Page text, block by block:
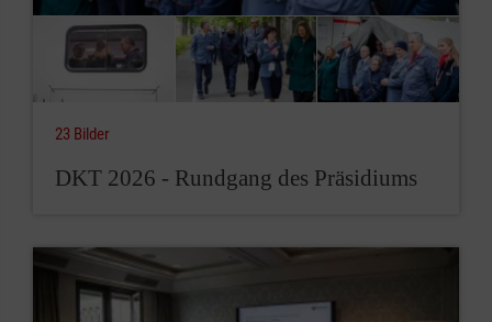
23 Bilder
DKT 2026 - Rundgang des Präsidiums